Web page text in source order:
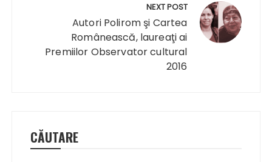
NEXT POST
Autori Polirom şi Cartea
Românească, laureaţi ai
Premiilor Observator cultural
2016
CĂUTARE